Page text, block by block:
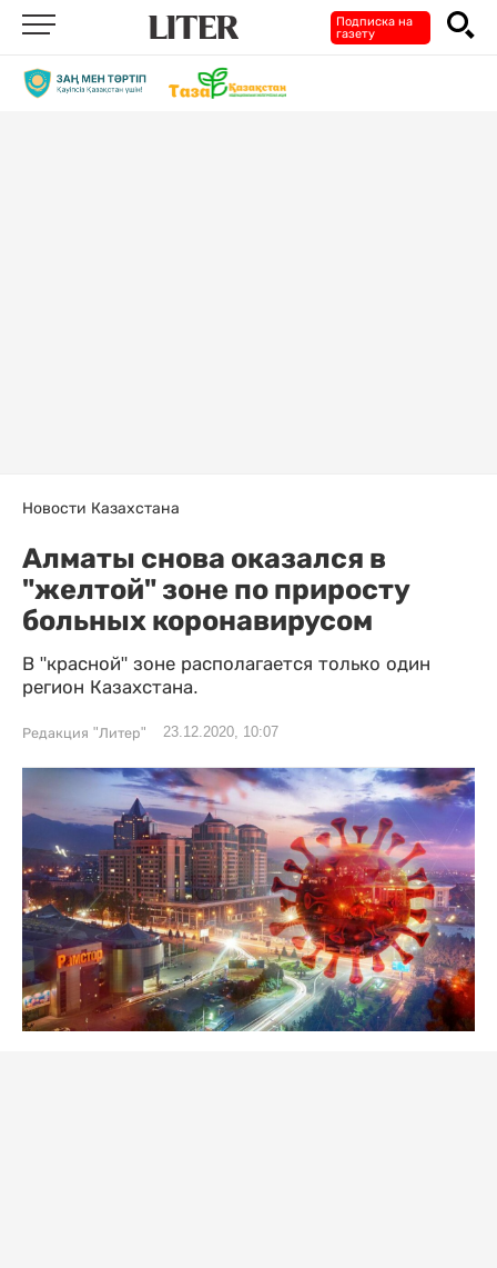
Подписка на
газету
Новости Казахстана
Алматы снова оказался в
"желтой" зоне по приросту
больных коронавирусом
В "красной" зоне располагается только один
регион Казахстана.
Редакция "Литер" 23.12.2020, 10:07